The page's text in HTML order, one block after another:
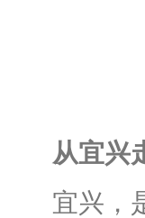
从宜兴走
宜兴，是